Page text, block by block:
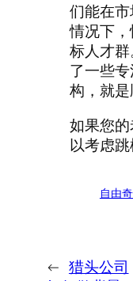
们能在
情况下
标人才
了一些
构，就是
如果您
以考虑跳
自由
← 猎头公司